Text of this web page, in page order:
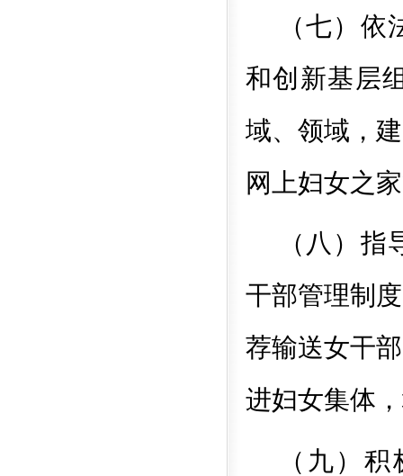
（七）
和创新基层
域、领域，
网上妇女之
（八）
干部管理制
荐输送女干
进妇女集体
（九）